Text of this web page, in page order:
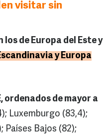
visitar sin
los de Europa del Este y
y Europa
ordenados de mayor a
Luxemburgo (83,4);
Países Bajos (82);